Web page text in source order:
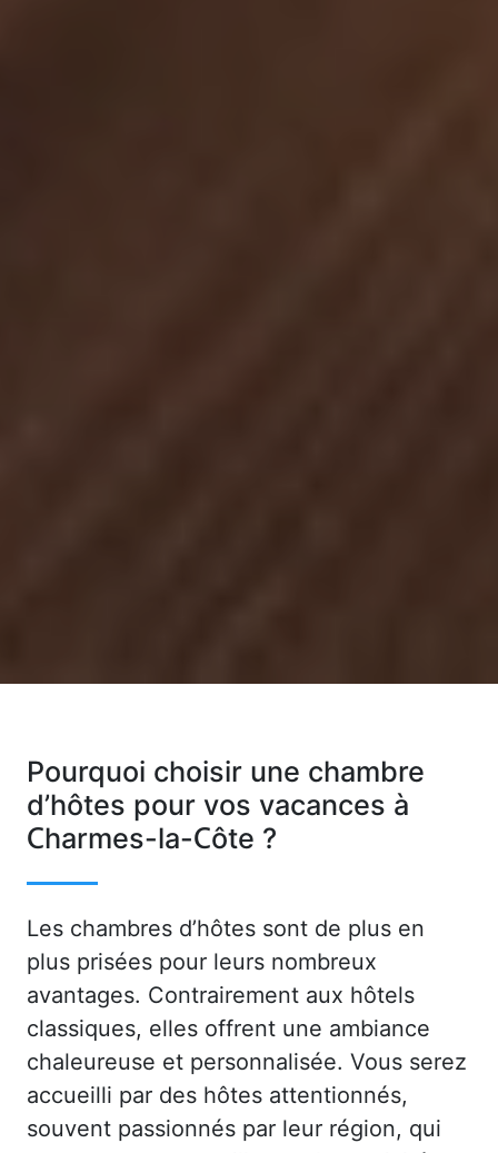
Pourquoi choisir une chambre
d’hôtes pour vos vacances à
Charmes-la-Côte ?
Les chambres d’hôtes sont de plus en
plus prisées pour leurs nombreux
avantages. Contrairement aux hôtels
classiques, elles offrent une ambiance
chaleureuse et personnalisée. Vous serez
accueilli par des hôtes attentionnés,
souvent passionnés par leur région, qui